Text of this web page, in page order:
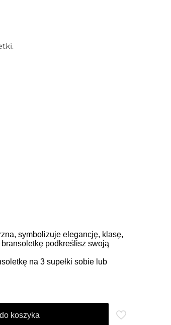
symbolizuje elegancję, klasę,
podkreślisz swoją
na 3 supełki sobie lub
koszyka